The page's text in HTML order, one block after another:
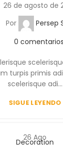
26 de agosto de
Por
Persep
0 comentarios
turpis primis
scelerisque adi...
SIGUE LEYENDO
26 Ago
Decoration